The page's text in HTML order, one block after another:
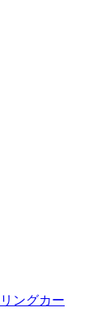
ングカー